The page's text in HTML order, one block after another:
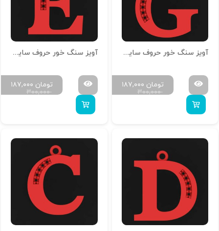
آویز سنگ خور حروف سایز کوچک H-MAYA-S-07
۳۰۰,۰۰۰
۱۸۷,۰۰۰ تومان
آویز سنگ خور حروف سایز کوچک H-MAYA-S-05
۳۰۰,۰۰۰
۱۸۷,۰۰۰ تومان